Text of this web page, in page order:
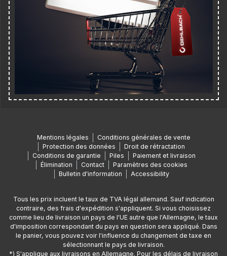
Mentions légales
Conditions générales de vente
Protection des données
Droit de rétractation
Conditions de garantie
Piles
Paiement et livraison
Élimination
Contact
Paramètres des cookies
Bulletin d'information
Accessibility
Tous les prix incluent le taux de TVA légal allemand. Sauf indication
contraire, des frais d'expédition s'appliquent. Si vous choisissez
comme lieu de livraison un pays de l'UE autre que l'Allemagne, le taux
d'imposition correspondant du pays en question sera appliqué. Dans
le panier, vous pouvez voir l'influence du changement de taxe en
sélectionnant le pays de livraison.
*) S'applique aux livraisons en Allemagne. Pour les délais de livraison